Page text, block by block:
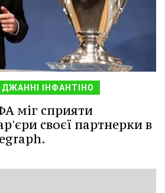
ДЖАННІ ІНФАНТІНО
міг сприяти
своєї партнерки в